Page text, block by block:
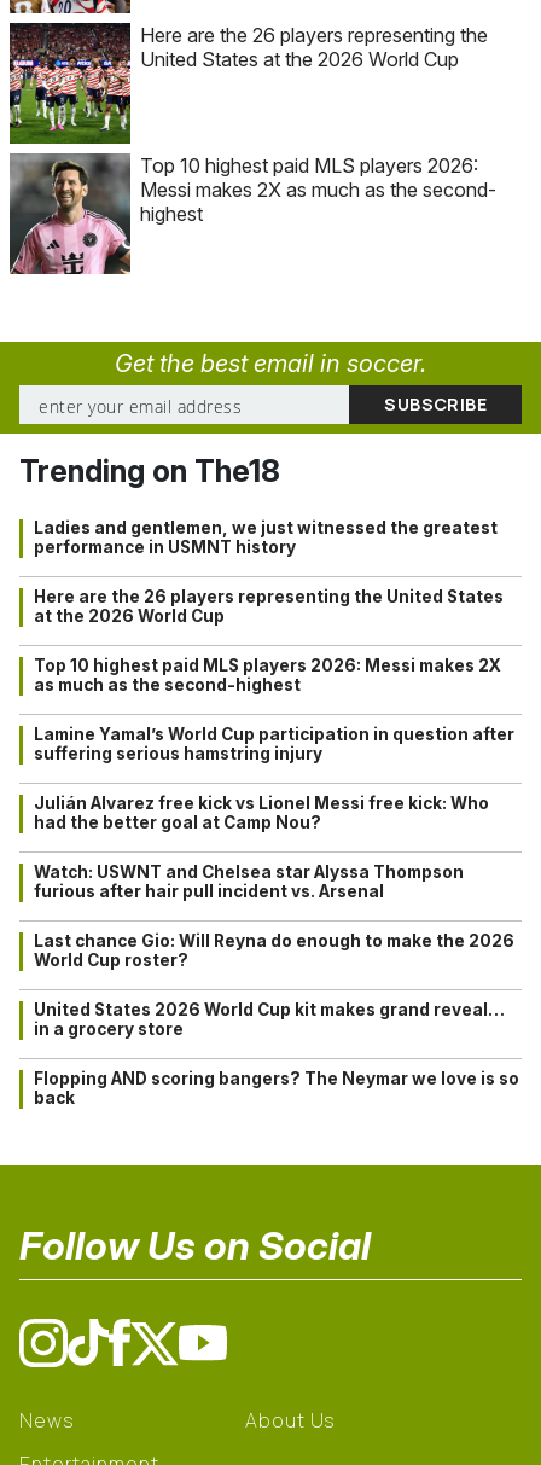
Here are the 26 players representing the
United States at the 2026 World Cup
Top 10 highest paid MLS players 2026:
Messi makes 2X as much as the second-
highest
Get the best email in soccer.
Trending on The18
Ladies and gentlemen, we just witnessed the greatest
performance in USMNT history
Here are the 26 players representing the United States
at the 2026 World Cup
Top 10 highest paid MLS players 2026: Messi makes 2X
as much as the second-highest
Lamine Yamal’s World Cup participation in question after
suffering serious hamstring injury
Julián Alvarez free kick vs Lionel Messi free kick: Who
had the better goal at Camp Nou?
Watch: USWNT and Chelsea star Alyssa Thompson
furious after hair pull incident vs. Arsenal
Last chance Gio: Will Reyna do enough to make the 2026
World Cup roster?
United States 2026 World Cup kit makes grand reveal…
in a grocery store
Flopping AND scoring bangers? The Neymar we love is so
back
Follow Us on Social
News
About Us